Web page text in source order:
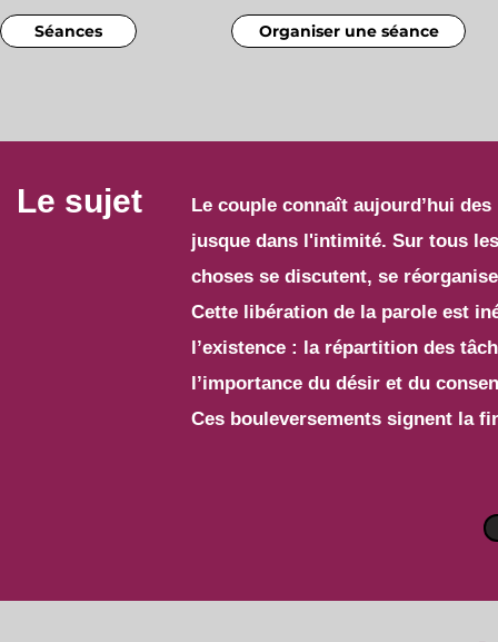
Séances Organiser une séance
Le sujet
Le couple connaît aujourd’hui
jusque dans l'intimité. Sur tous
choses se discutent, se
Cette libération de la parole est
l’existence : la répartition des
l’importance du désir et du
Ces bouleversements signent la